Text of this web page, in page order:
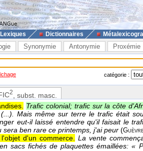
Lexiques Dictionnaires
Synonymie Antonymie Proxémie
catégorie :
2
, subst. masc.
Trafic colonial; trafic sur la côte
Mais même sur terre le trafic était
eut-il laissé entendre qu'il faisait le
sera ben rare ce printemps, j'ai peur (
d'un commerce. La vente
sacs fichés de plaquettes émaillées: «